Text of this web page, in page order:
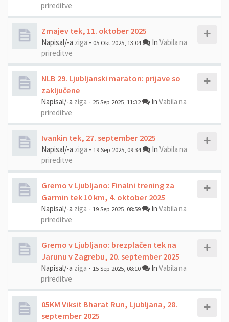
prireditve
Zmajev tek, 11. oktober 2025
Napisal/-a ziga - 05 Okt 2025, 13:04 In Vabila na
prireditve
NLB 29. Ljubljanski maraton: prijave so
zaključene
Napisal/-a ziga - 25 Sep 2025, 11:32 In Vabila na
prireditve
Ivankin tek, 27. september 2025
Napisal/-a ziga - 19 Sep 2025, 09:34 In Vabila na
prireditve
Gremo v Ljubljano: Finalni trening za
Garmin tek 10 km, 4. oktober 2025
Napisal/-a ziga - 19 Sep 2025, 08:59 In Vabila na
prireditve
Gremo v Ljubljano: brezplačen tek na
Jarunu v Zagrebu, 20. september 2025
Napisal/-a ziga - 15 Sep 2025, 08:10 In Vabila na
prireditve
05KM Viksit Bharat Run, Ljubljana, 28.
september 2025